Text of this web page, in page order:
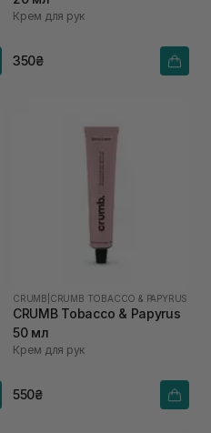
Крем для рук
350₴
CRUMB CRUMB TOBACCO & PAPYRUS
CRUMB Tobacco & Papyrus
50 мл
Крем для рук
550₴